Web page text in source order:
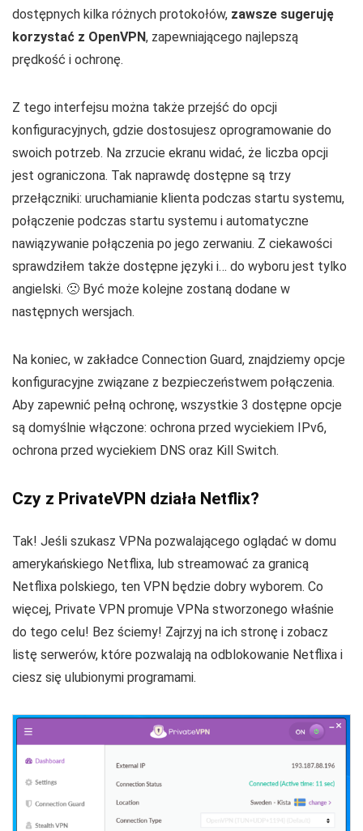
dostępnych kilka różnych protokołów, zawsze sugeruję
korzystać z OpenVPN, zapewniającego najlepszą
prędkość i ochronę.
Z tego interfejsu można także przejść do opcji
konfiguracyjnych, gdzie dostosujesz oprogramowanie do
swoich potrzeb. Na zrzucie ekranu widać, że liczba opcji
jest ograniczona. Tak naprawdę dostępne są trzy
przełączniki: uruchamianie klienta podczas startu systemu,
połączenie podczas startu systemu i automatyczne
nawiązywanie połączenia po jego zerwaniu. Z ciekawości
sprawdziłem także dostępne języki i… do wyboru jest tylko
angielski. 🙁 Być może kolejne zostaną dodane w
następnych wersjach.
Na koniec, w zakładce Connection Guard, znajdziemy opcje
konfiguracyjne związane z bezpieczeństwem połączenia.
Aby zapewnić pełną ochronę, wszystkie 3 dostępne opcje
są domyślnie włączone: ochrona przed wyciekiem IPv6,
ochrona przed wyciekiem DNS oraz Kill Switch.
Czy z PrivateVPN działa Netflix?
Tak! Jeśli szukasz VPNa pozwalającego oglądać w domu
amerykańskiego Netflixa, lub streamować za granicą
Netflixa polskiego, ten VPN będzie dobry wyborem. Co
więcej, Private VPN promuje VPNa stworzonego właśnie
do tego celu! Bez ściemy! Zajrzyj na ich stronę i zobacz
listę serwerów, które pozwalają na odblokowanie Netflixa i
ciesz się ulubionymi programami.